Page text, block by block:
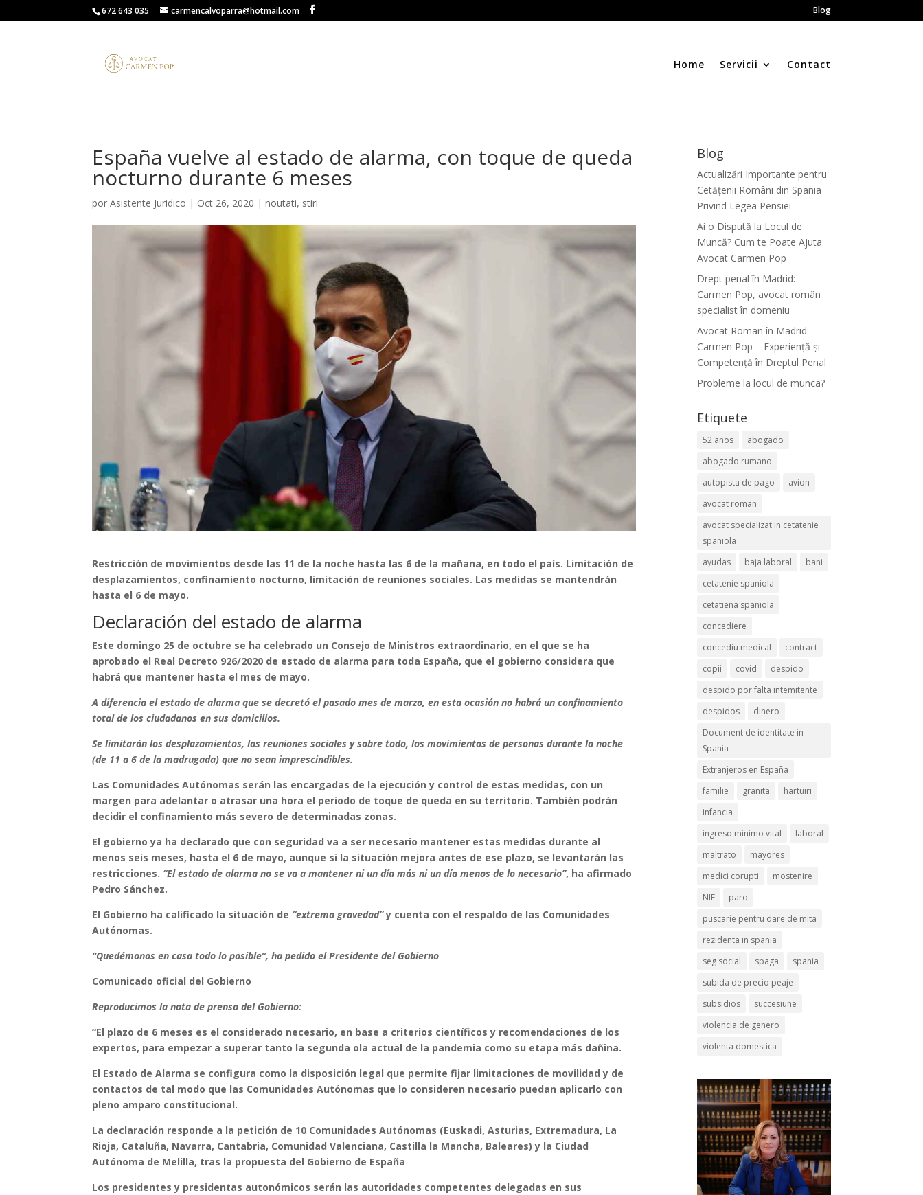
672 643 035 carmencalvoparra@hotmail.com Blog
Home Servicii Contact
España vuelve al estado de alarma, con toque de queda
nocturno durante 6 meses
porAsistente Juridico | Oct 26, 2020 |noutati, stiri
Restricción de movimientos desde las 11 de la noche hasta las 6 de la mañana, en todo el país. Limitación de
desplazamientos, confinamiento nocturno, limitación de reuniones sociales. Las medidas se mantendrán
hasta el 6 de mayo.
Declaración del estado de alarma
Este domingo 25 de octubre se ha celebrado un Consejo de Ministros extraordinario, en el que se ha
aprobado el Real Decreto 926/2020 de estado de alarma para toda España, que el gobierno considera que
habrá que mantener hasta el mes de mayo.
A diferencia el estado de alarma que se decretó el pasado mes de marzo, en esta ocasión no habrá un confinamiento
total de los ciudadanos en sus domicilios.
Se limitarán los desplazamientos, las reuniones sociales y sobre todo, los movimientos de personas durante la noche
(de 11 a 6 de la madrugada) que no sean imprescindibles.
Las Comunidades Autónomas serán las encargadas de la ejecución y control de estas medidas, con un
margen para adelantar o atrasar una hora el periodo de toque de queda en su territorio. También podrán
decidir el confinamiento más severo de determinadas zonas.
El gobierno ya ha declarado que con seguridad va a ser necesario mantener estas medidas durante al
menos seis meses, hasta el 6 de mayo, aunque si la situación mejora antes de ese plazo, se levantarán las
restricciones. “El estado de alarma no se va a mantener ni un día más ni un día menos de lo necesario”, ha afirmado
Pedro Sánchez.
El Gobierno ha calificado la situación de “extrema gravedad”y cuenta con el respaldo de las Comunidades
Autónomas.
“Quedémonos en casa todo lo posible”, ha pedido el Presidente del Gobierno
Comunicado oficial del Gobierno
Reproducimos la nota de prensa del Gobierno:
“El plazo de 6 meses es el considerado necesario, en base a criterios científicos y recomendaciones de los
expertos, para empezar a superar tanto la segunda ola actual de la pandemia como su etapa más dañina.
El Estado de Alarma se configura como la disposición legal que permite fijar limitaciones de movilidad y de
contactos de tal modo que las Comunidades Autónomas que lo consideren necesario puedan aplicarlo con
pleno amparo constitucional.
La declaración responde a la petición de 10 Comunidades Autónomas (Euskadi, Asturias, Extremadura, La
Rioja, Cataluña, Navarra, Cantabria, Comunidad Valenciana, Castilla la Mancha, Baleares) y la Ciudad
Autónoma de Melilla, tras la propuesta del Gobierno de España
Los presidentes y presidentas autonómicos serán las autoridades competentes delegadas en sus
Blog
Actualizări Importante pentru
Cetățenii Români din Spania
Privind Legea Pensiei
Ai o Dispută la Locul de
Muncă? Cum te Poate Ajuta
Avocat Carmen Pop
Drept penal în Madrid:
Carmen Pop, avocat român
specialist în domeniu
Avocat Roman în Madrid:
Carmen Pop – Experiență și
Competență în Dreptul Penal
Probleme la locul de munca?
Etiquete
52 años
abogado
abogado rumano
autopista de pago
avion
avocat roman
avocat specializat in cetatenie
spaniola
ayudas
baja laboral
bani
cetatenie spaniola
cetatiena spaniola
concediere
concediu medical
contract
copii
covid
despido
despido por falta intemitente
despidos
dinero
Document de identitate in
Spania
Extranjeros en España
familie
granita
hartuiri
infancia
ingreso minimo vital
laboral
maltrato
mayores
medici corupti
mostenire
NIE
paro
puscarie pentru dare de mita
rezidenta in spania
seg social
spaga
spania
subida de precio peaje
subsidios
succesiune
violencia de genero
violenta domestica